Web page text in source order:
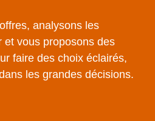
analysons les
et vous proposons des
faire des choix éclairés,
les grandes décisions.